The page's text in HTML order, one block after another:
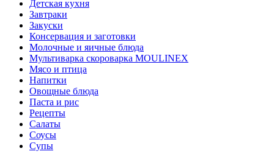
Детская кухня
Завтраки
Закуски
Консервация и заготовки
Молочные и яичные блюда
Мультиварка скороварка MOULINEX
Мясо и птица
Напитки
Овощные блюда
Паста и рис
Рецепты
Салаты
Соусы
Супы